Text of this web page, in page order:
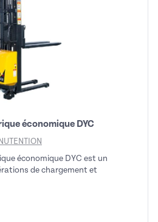
économique DYC
économique DYC est un
de chargement et